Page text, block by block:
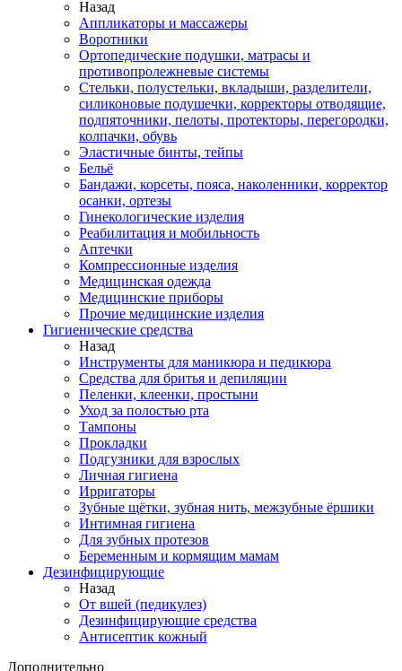
Назад
Аппликаторы и массажеры
Воротники
Ортопедические подушки, матрасы и
противопролежневые системы
Стельки, полустельки, вкладыши, разделители,
силиконовые подушечки, корректоры отводящие,
подпяточники, пелоты, протекторы, перегородки,
колпачки, обувь
Эластичные бинты, тейпы
Бельё
Бандажи, корсеты, пояса, наколенники, корректор
осанки, ортезы
Гинекологические изделия
Реабилитация и мобильность
Аптечки
Компрессионные изделия
Медицинская одежда
Медицинские приборы
Прочие медицинские изделия
Гигиенические средства
Назад
Инструменты для маникюра и педикюра
Средства для бритья и депиляции
Пеленки, клеенки, простыни
Уход за полостью рта
Тампоны
Прокладки
Подгузники для взрослых
Личная гигиена
Ирригаторы
Зубные щётки, зубная нить, межзубные ёршики
Интимная гигиена
Для зубных протезов
Беременным и кормящим мамам
Дезинфицирующие
Назад
От вшей (педикулез)
Дезинфицирующие средства
Антисептик кожный
Дополнительно